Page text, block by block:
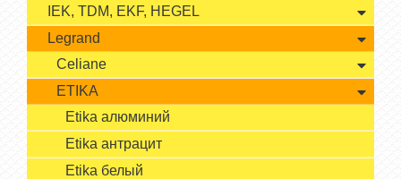
IEK, TDM, EKF, HEGEL
Legrand
Celiane
ETIKA
Etika алюминий
Etika антрацит
Etika белый